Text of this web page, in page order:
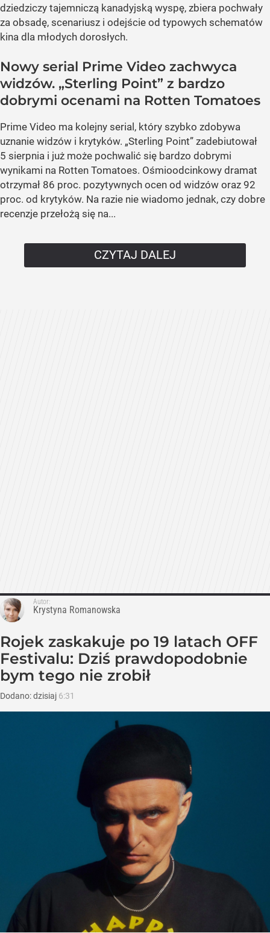
dziedziczy tajemniczą kanadyjską wyspę, zbiera pochwały
za obsadę, scenariusz i odejście od typowych schematów
kina dla młodych dorosłych.
Nowy serial Prime Video zachwyca
widzów. „Sterling Point” z bardzo
dobrymi ocenami na Rotten Tomatoes
Prime Video ma kolejny serial, który szybko zdobywa
uznanie widzów i krytyków. „Sterling Point” zadebiutował
5 sierpnia i już może pochwalić się bardzo dobrymi
wynikami na Rotten Tomatoes. Ośmioodcinkowy dramat
otrzymał 86 proc. pozytywnych ocen od widzów oraz 92
proc. od krytyków. Na razie nie wiadomo jednak, czy dobre
recenzje przełożą się na...
CZYTAJ DALEJ
Autor:
Krystyna Romanowska
Rojek zaskakuje po 19 latach OFF
Festivalu: Dziś prawdopodobnie
bym tego nie zrobił
Dodano:dzisiaj 6:31